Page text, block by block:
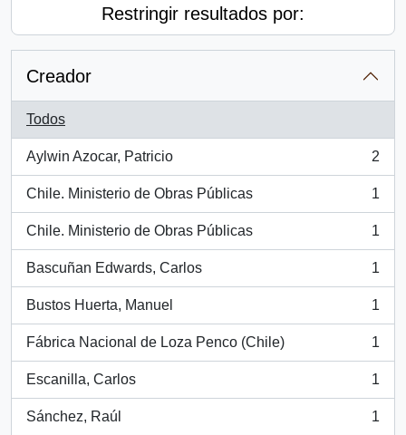
Restringir resultados por:
Creador
Todos
Aylwin Azocar, Patricio
, 2 resultados
2
Chile. Ministerio de Obras Públicas
, 1 resultados
1
Chile. Ministerio de Obras Públicas
, 1 resultados
1
Bascuñan Edwards, Carlos
, 1 resultados
1
Bustos Huerta, Manuel
, 1 resultados
1
Fábrica Nacional de Loza Penco (Chile)
, 1 resultados
1
Escanilla, Carlos
, 1 resultados
1
Sánchez, Raúl
, 1 resultados
1